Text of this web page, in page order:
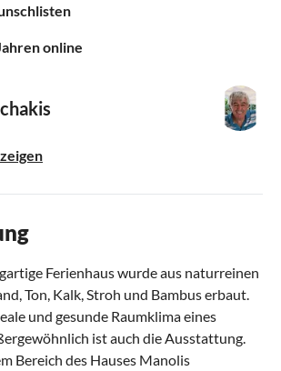
online
Ferienhaus wurde aus naturreinen
Ton, Kalk, Stroh und Bambus erbaut.
und gesunde Raumklima eines
ist auch die Ausstattung.
Bereich des Hauses Manolis